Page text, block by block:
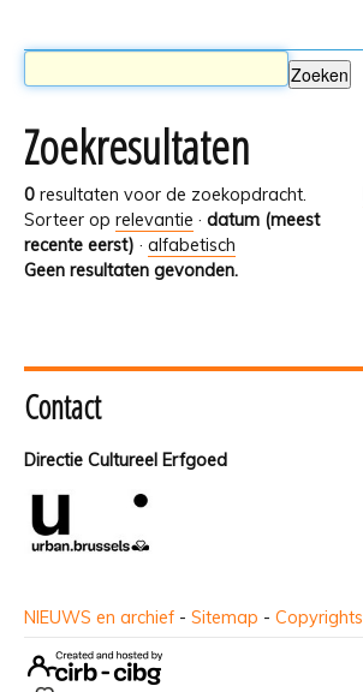
Zoekresultaten
0 resultaten voor de zoekopdracht.
Sorteer op relevantie · datum (meest
recente eerst) · alfabetisch
Geen resultaten gevonden.
Contact
Directie Cultureel Erfgoed
NIEUWS en archief - Sitemap - Copyrights